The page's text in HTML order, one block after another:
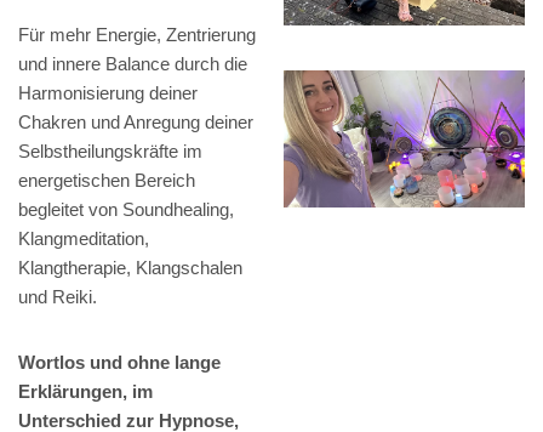
Für mehr Energie, Zentrierung
und innere Balance durch die
Harmonisierung deiner
Chakren und Anregung deiner
Selbstheilungskräfte im
energetischen Bereich
begleitet von Soundhealing,
Klangmeditation,
Klangtherapie, Klangschalen
und Reiki.
Wortlos und ohne lange
Erklärungen, im
Unterschied zur Hypnose,